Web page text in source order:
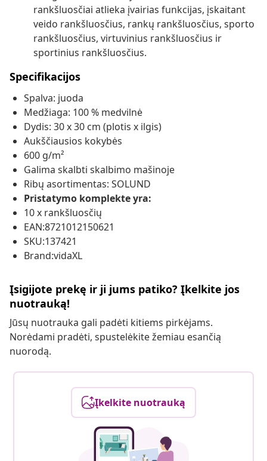
rankšluosčiai atlieka įvairias funkcijas, įskaitant
veido rankšluosčius, rankų rankšluosčius, sporto
rankšluosčius, virtuvinius rankšluosčius ir
sportinius rankšluosčius.
Specifikacijos
Spalva: juoda
Medžiaga: 100 % medvilnė
Dydis: 30 x 30 cm (plotis x ilgis)
Aukščiausios kokybės
600 g/m²
Galima skalbti skalbimo mašinoje
Ribų asortimentas: SOLUND
Pristatymo komplekte yra:
10 x rankšluosčių
EAN:8721012150621
SKU:137421
Brand:vidaXL
Įsigijote prekę ir ji jums patiko? Įkelkite jos
nuotrauką!
Jūsų nuotrauka gali padėti kitiems pirkėjams.
Norėdami pradėti, spustelėkite žemiau esančią
nuorodą.
Įkelkite nuotrauką